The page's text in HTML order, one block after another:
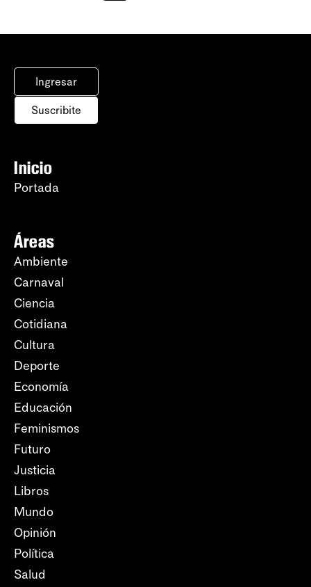
Ingresar
Suscribite
Inicio
Portada
Áreas
Ambiente
Carnaval
Ciencia
Cotidiana
Cultura
Deporte
Economía
Educación
Feminismos
Futuro
Justicia
Libros
Mundo
Opinión
Política
Salud